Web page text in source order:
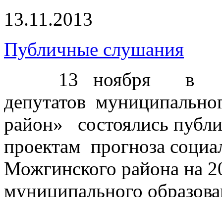
13.11.2013
Публичные слушания
13 ноября в
депутатов
район» состоялись
проектам прогноза
Можгинского района на
муниципального